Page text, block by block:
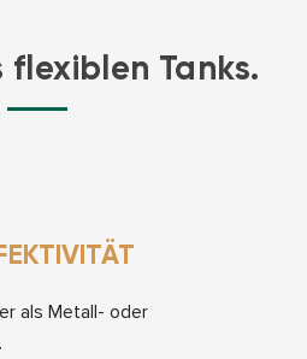
flexiblen Tanks.
als Metall- oder